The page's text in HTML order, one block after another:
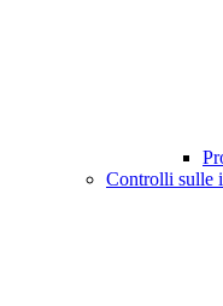
Controlli sulle